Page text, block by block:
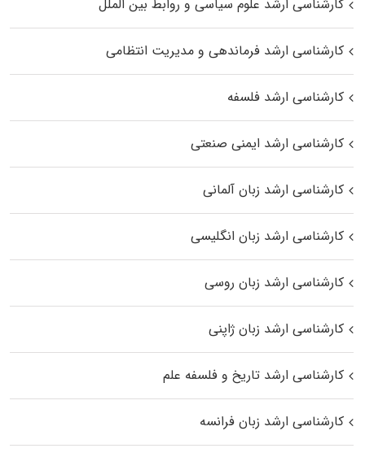
کارشناسی ارشد علوم سیاسی و روابط بین الملل
کارشناسی ارشد فرماندهی و مدیریت انتظامی
کارشناسی ارشد فلسفه
کارشناسی ارشد ایمنی صنعتی
کارشناسی ارشد زبان آلمانی
کارشناسی ارشد زبان انگلیسی
کارشناسی ارشد زبان روسی
کارشناسی ارشد زبان ژاپنی
کارشناسی ارشد تاریخ و فلسفه علم
کارشناسی ارشد زبان فرانسه